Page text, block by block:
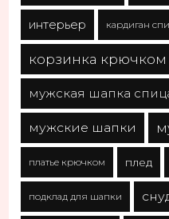
интерьер кардиган
корзинка крючком
мужская шапка
мужские шапки
платье крючком плед
подклад для шапки